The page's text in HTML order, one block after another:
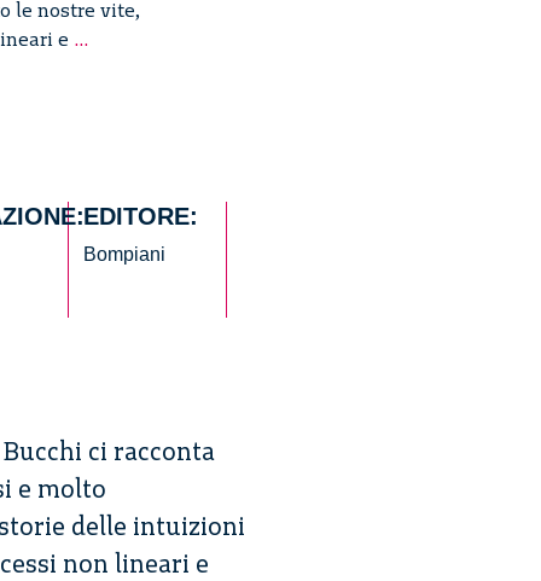
le nostre vite,
e …Per
di
innovazioni
EDITORE:
Bompiani
ci racconta
e molto
delle intuizioni
non lineari e